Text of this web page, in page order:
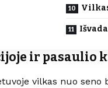
Išvada
ir pasaulio
vilkas nuo seno